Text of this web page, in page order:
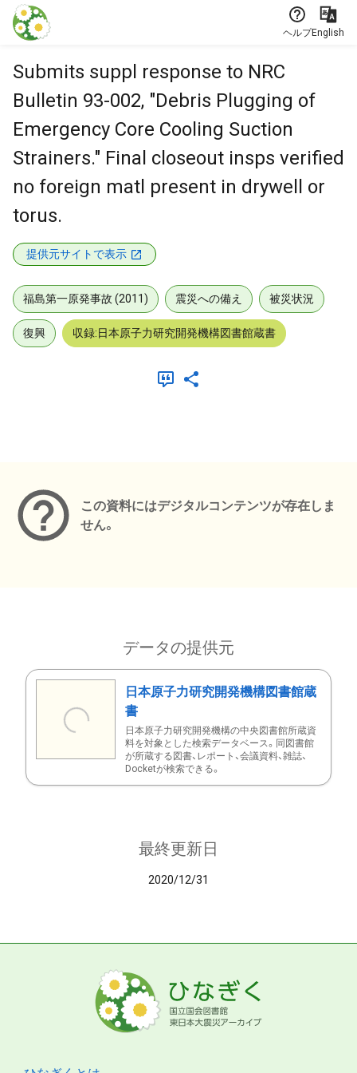
本文に飛ぶ
ヘルプEnglish
Submits suppl response to NRC
Bulletin 93-002, "Debris Plugging of
Emergency Core Cooling Suction
Strainers." Final closeout insps verified
no foreign matl present in drywell or
torus.
提供元サイトで表示
福島第一原発事故 (2011) 震災への備え 被災状況
復興 収録:日本原子力研究開発機構図書館蔵書
この資料にはデジタルコンテンツが存在しま
せん。
データの提供元
日本原子力研究開発機構図書館蔵
書
日本原子力研究開発機構の中央図書館所蔵資
料を対象とした検索データベース。同図書館
が所蔵する図書、レポート、会議資料、雑誌、
Docketが検索できる。
最終更新日
2020/12/31